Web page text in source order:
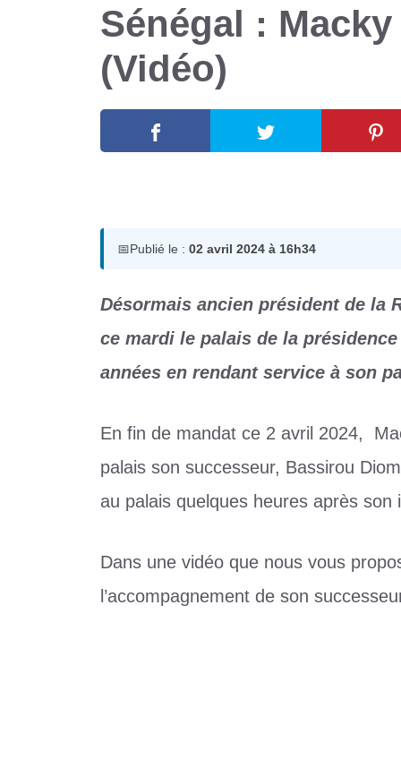
Sénégal : Macky
(Vidéo)
📅Publié le : 02 avril 2024 à 16h34
Désormais ancien président de la
ce mardi le palais de la
années en rendant service à son
En fin de mandat ce 2 avril 2024,
palais son successeur, Bassirou
au palais quelques heures après
Dans une vidéo que nous vous
l’accompagnement de son